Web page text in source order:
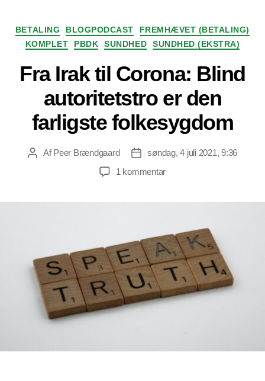
Kategorier
BETALING BLOGPODCAST
FREMHÆVET (BETALING)
KOMPLET
PBDK SUNDHED SUNDHED (EKSTRA)
Fra Irak til Corona: Blind
autoritetstro er den
farligste folkesygdom
Indlægsforfatter
AfPeer Brændgaard Indlægsdato
søndag, 4 juli 2021, 9:36
1 kommentartil
Blind
autoritetstro
er
den
farligste
folkesygdom